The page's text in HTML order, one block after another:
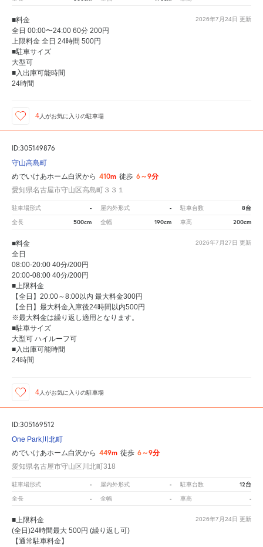
2026年7月24日 更新
■料金
全日 00:00〜24:00 60分 200円
上限料金 全日 24時間 500円
■駐車サイズ
大型可
■入出庫可能時間
24時間
4 人がお気に入りの駐車場
ID:305149876
守山高島町
めでいけあホーム白沢から 410m 徒歩 6～9分
愛知県名古屋市守山区高島町３３１
駐車場形式 - 屋内外形式 - 駐車台数 8台
全長 500cm 全幅 190cm 車高 200cm
2026年7月27日 更新
■料金
全日
08:00-20:00 40分/200円
20:00-08:00 40分/200円
■上限料金
【全日】20:00～8:00以内 最大料金300円
【全日】最大料金入庫後24時間以内500円
※最大料金は繰り返し適用となります。
■駐車サイズ
大型可 ハイルーフ可
■入出庫可能時間
24時間
4 人がお気に入りの駐車場
ID:305169512
One Park川北町
めでいけあホーム白沢から 449m 徒歩 6～9分
愛知県名古屋市守山区川北町318
駐車場形式 - 屋内外形式 - 駐車台数 12台
全長 - 全幅 - 車高 -
2026年7月24日 更新
■上限料金
(全日)24時間最大 500円 (繰り返し可)
【通常駐車料金】